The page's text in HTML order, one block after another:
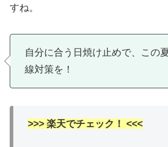
すね。
自分に合う日焼け止めで、この
線対策を！
>>> 楽天でチェック！ <<<